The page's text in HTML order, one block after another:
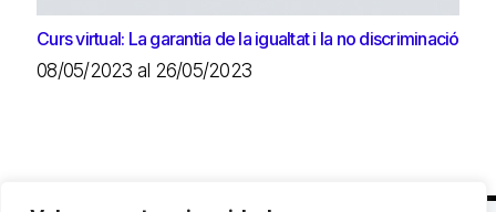
Curs virtual: La garantia de la igualtat i la no discriminació
08/05/2023 al 26/05/2023